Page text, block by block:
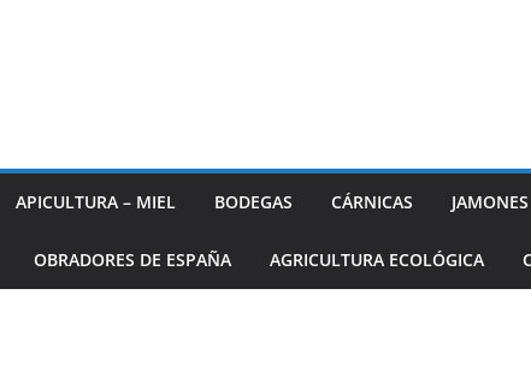
APICULTURA – MIEL BODEGAS CÁRNICAS
OBRADORES DE ESPAÑA AGRICULTURA ECOLÓGICA